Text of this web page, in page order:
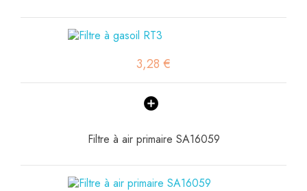
3,28 €
Filtre à air primaire SA16059